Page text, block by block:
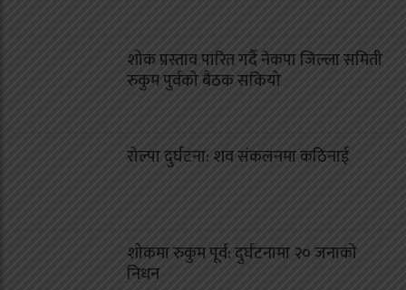
शोक प्रस्ताव पारित गर्दै नेकपा जिल्ला समिती
रुकुम पुर्वको बैठक सकियो
रोल्पा दुर्घटना: शव संकलनमा कठिनाई
शोकमा रुकुम पूर्व: दुर्घटनामा २० जनाको
निधन